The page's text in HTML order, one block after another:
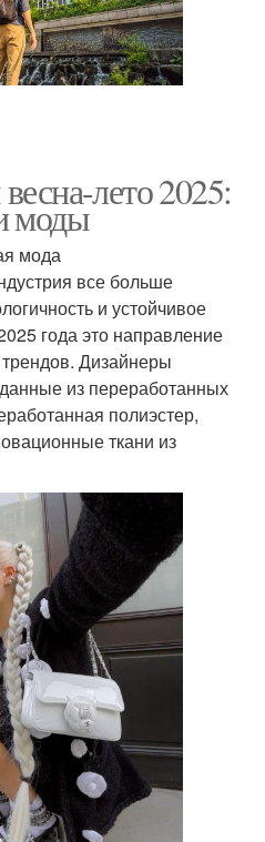
лето 2025:
моды
мода
все больше
и устойчивое
года это направление
Дизайнеры
из переработанных
полиэстер,
ткани из